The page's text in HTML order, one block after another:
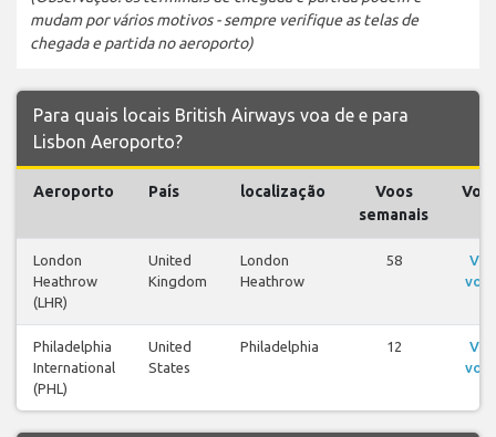
mudam por vários motivos - sempre verifique as telas de
chegada e partida no aeroporto)
Para quais locais British Airways voa de e para
Lisbon Aeroporto?
Aeroporto País localização
Voos
semanais
London
Heathrow
(LHR)
United
Kingdom
London
Heathrow
58
Ver
voos
Philadelphia
International
(PHL)
United
States
Philadelphia 12
Ver
voos